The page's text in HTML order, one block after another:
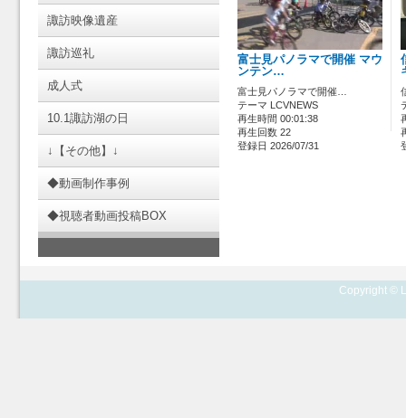
諏訪映像遺産
諏訪巡礼
成人式
10.1諏訪湖の日
↓【その他】↓
◆動画制作事例
◆視聴者動画投稿BOX
富士見パノラマで開催 マウ
ンテン…
富士見パノラマで開催…
テーマ LCVNEWS
再生時間 00:01:38
再生回数 22
登録日 2026/07/31
Copyright ©